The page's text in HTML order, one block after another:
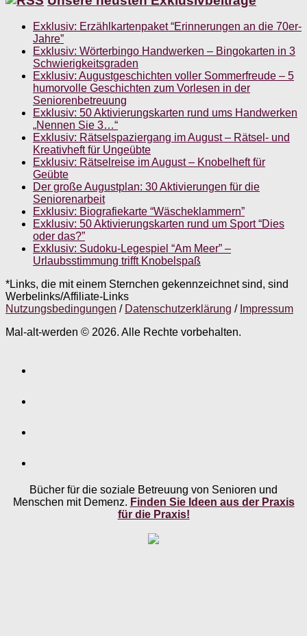
Exklusiv: Erzählkartenpaket “Erinnerungen an die 70er-
Jahre”
Exklusiv: Wörterbingo Handwerken – Bingokarten in 3
Schwierigkeitsgraden
Exklusiv: Augustgeschichten voller Sommerfreude – 5
humorvolle Geschichten zum Vorlesen in der
Seniorenbetreuung
Exklusiv: 50 Aktivierungskarten rund ums Handwerken
„Nennen Sie 3…“
Exklusiv: Rätselspaziergang im August – Rätsel- und
Kreativheft für Ungeübte
Exklusiv: Rätselreise im August – Knobelheft für
Geübte
Der große Augustplan: 30 Aktivierungen für die
Seniorenarbeit
Exklusiv: Biografiekarte “Wäscheklammern”
Exklusiv: 50 Aktivierungskarten rund um Sport “Dies
oder das?”
Exklusiv: Sudoku-Legespiel “Am Meer” –
Urlaubsstimmung trifft Knobelspaß
*Links, die mit einem Sternchen gekennzeichnet sind, sind
Werbelinks/Affiliate-Links
Nutzungsbedingungen / Datenschutzerklärung / Impressum
Mal-alt-werden © 2026. Alle Rechte vorbehalten.
Bücher für die soziale Betreuung von Senioren und
Menschen mit Demenz. Finden Sie Ideen aus der Praxis
für die Praxis!